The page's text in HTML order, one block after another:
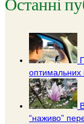
оптимальних
“наживо”